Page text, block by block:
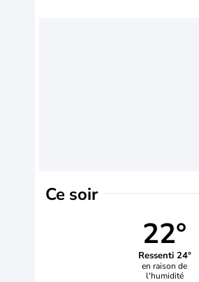
Ce soir
22°
Ressenti 24°
en raison de
l'humidité